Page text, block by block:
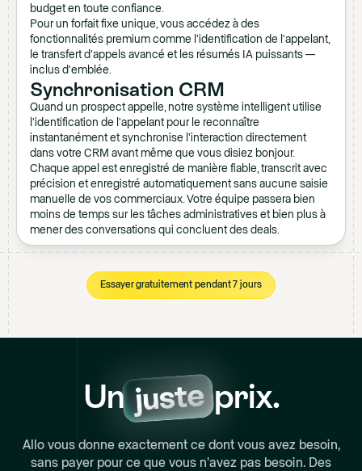
budget en toute confiance.
Pour un forfait fixe unique, vous accédez à des
fonctionnalités premium comme l'identification de l'appelant,
le transfert d'appels avancé et les résumés IA puissants —
inclus d'emblée.
Synchronisation CRM
Quand un prospect appelle, notre système intelligent utilise
l'identification de l'appelant pour le reconnaître
instantanément et synchronise l'interaction directement
dans votre CRM avant même que vous disiez bonjour.
Chaque appel est enregistré de manière fiable, transcrit avec
précision et enregistré automatiquement sans aucune saisie
manuelle de vos commerciaux. Votre équipe passera bien
moins de temps sur les tâches administratives et bien plus à
mener des conversations qui concluent des deals.
Essayer gratuitement pendant 7 jours
Un prix.
Allo vous donne exactement ce dont vous avez besoin,
sans payer pour ce que vous n'avez pas besoin. Des